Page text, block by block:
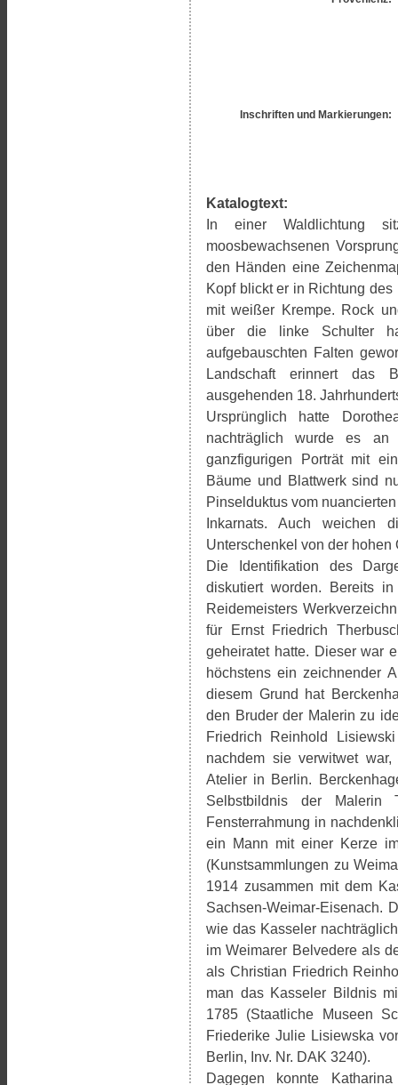
Inschriften und Markierungen:
Katalogtext:
In einer Waldlichtung
moosbewachsenen
den Händen eine
Kopf blickt er in Richtung
mit weißer Krempe. Rock
über die linke Schulter
aufgebauschten Falten
Landschaft erinnert das
ausgehenden 18.
Ursprünglich hatte
nachträglich wurde es
ganzfigurigen Porträt mit
Bäume und Blattwerk sind
Pinselduktus vom
Inkarnats. Auch weichen
Unterschenkel von der hohen
Die Identifikation des
diskutiert worden. Bereits
Reidemeisters
für Ernst Friedrich
geheiratet hatte. Dieser war
höchstens ein zeichnender
diesem Grund hat
den Bruder der Malerin zu
Friedrich Reinhold
nachdem sie verwitwet
Atelier in Berlin.
Selbstbildnis der
Fensterrahmung in
ein Mann mit einer Kerze
(Kunstsammlungen zu
1914 zusammen mit dem
Sachsen-Weimar-Eisenach.
wie das Kasseler
im Weimarer Belvedere als
als Christian Friedrich
man das Kasseler Bildnis
1785 (Staatliche Museen
Friederike Julie Lisiewska
Berlin, Inv. Nr. DAK 3240).
Dagegen konnte